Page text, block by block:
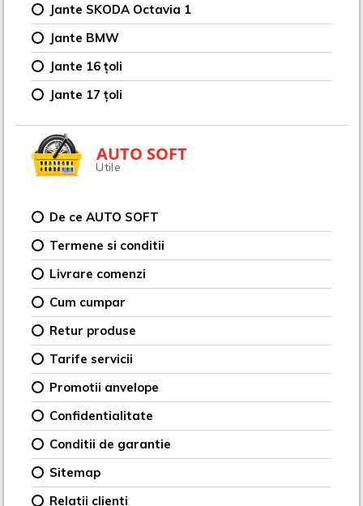
Jante SKODA Octavia 1
Jante BMW
Jante 16 țoli
Jante 17 țoli
AUTO SOFT
Utile
De ce AUTO SOFT
Termene si conditii
Livrare comenzi
Cum cumpar
Retur produse
Tarife servicii
Promotii anvelope
Confidentialitate
Conditii de garantie
Sitemap
Relatii clienti